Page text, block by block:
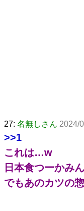
27: 名無しさん 2024/
>>1
これは…w
日本食つーかみ
でもあのカツの